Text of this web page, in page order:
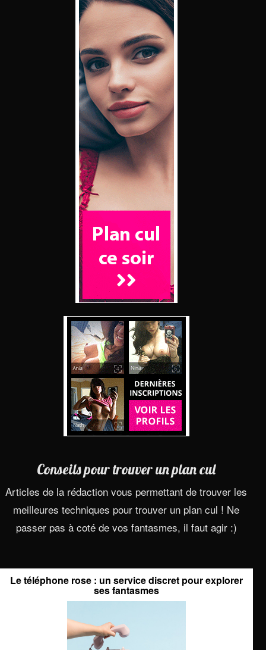
Conseils pour trouver un plan cul
Articles de la rédaction vous permettant de trouver les
meilleures techniques pour trouver un plan cul ! Ne
passer pas à coté de vos fantasmes, il faut agir :)
Le téléphone rose : un service discret pour explorer
ses fantasmes